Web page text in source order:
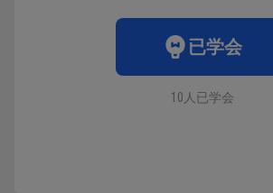
已学会
10人已学会